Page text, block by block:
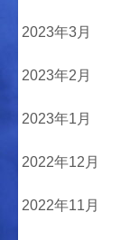
2023年3月
2023年2月
2023年1月
2022年12月
2022年11月